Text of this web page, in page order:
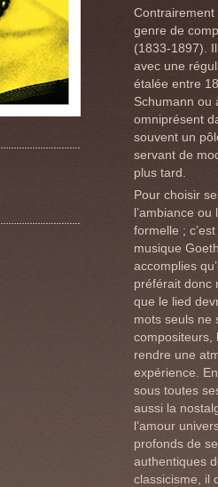
Contrairement
genre de
(1833-1897).
avec une
étalée entre
Schumann ou
omniprésent
souvent un
servant de
plus tard.
Pour choisir
l’ambiance
formelle ;
musique
accomplies
préférait donc
que le lied
mots seuls ne
compositeurs,
rendre une
expérience.
sous toutes
aussi la
l’amour
profonds de
authentiques
classicisme, il